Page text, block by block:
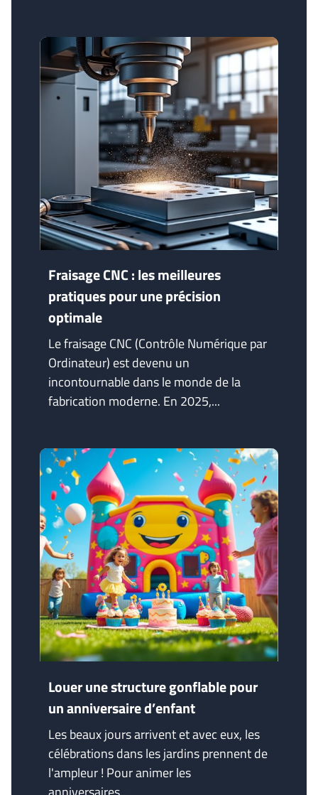
Fraisage CNC : les meilleures
pratiques pour une précision
optimale
Le fraisage CNC (Contrôle Numérique par
Ordinateur) est devenu un
incontournable dans le monde de la
fabrication moderne. En 2025,...
Louer une structure gonflable pour
un anniversaire d’enfant
Les beaux jours arrivent et avec eux, les
célébrations dans les jardins prennent de
l'ampleur ! Pour animer les